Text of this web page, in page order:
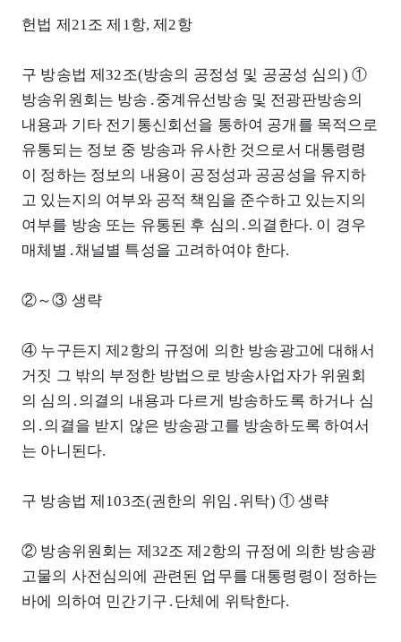
헌법 제21조 제1항, 제2항
구 방송법 제32조(방송의 공정성 및 공공성 심의) ①
방송위원회는 방송․중계유선방송 및 전광판방송의
내용과 기타 전기통신회선을 통하여 공개를 목적으로
유통되는 정보 중 방송과 유사한 것으로서 대통령령
이 정하는 정보의 내용이 공정성과 공공성을 유지하
고 있는지의 여부와 공적 책임을 준수하고 있는지의
여부를 방송 또는 유통된 후 심의․의결한다. 이 경우
매체별․채널별 특성을 고려하여야 한다.
②～③ 생략
④ 누구든지 제2항의 규정에 의한 방송광고에 대해서
거짓 그 밖의 부정한 방법으로 방송사업자가 위원회
의 심의․의결의 내용과 다르게 방송하도록 하거나 심
의․의결을 받지 않은 방송광고를 방송하도록 하여서
는 아니된다.
구 방송법 제103조(권한의 위임․위탁) ① 생략
② 방송위원회는 제32조 제2항의 규정에 의한 방송광
고물의 사전심의에 관련된 업무를 대통령령이 정하는
바에 의하여 민간기구․단체에 위탁한다.